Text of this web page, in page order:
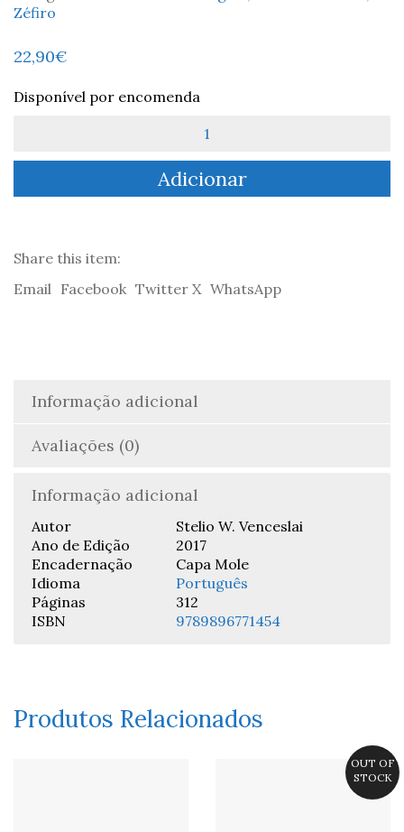
Zéfiro
22,90€
Disponível por encomenda
A
Templária
W.
Adicionar
Share this item:
Email Facebook Twitter X WhatsApp
Informação adicional
Avaliações (0)
Informação adicional
Autor
Stelio W. Venceslai
Ano de Edição
2017
Encadernação
Capa Mole
Idioma
Português
Páginas
312
ISBN
9789896771454
Produtos Relacionados
OUT OF
STOCK